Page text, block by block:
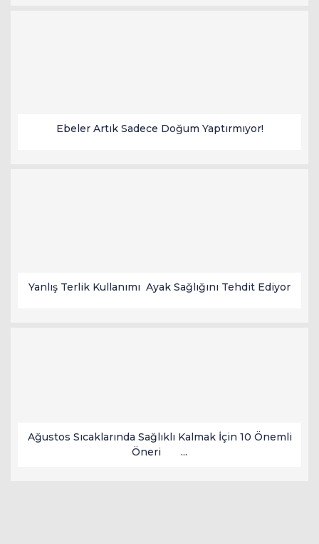
Ebeler Artık Sadece Doğum Yaptırmıyor!
Yanlış Terlik Kullanımı Ayak Sağlığını Tehdit Ediyor
Ağustos Sıcaklarında Sağlıklı Kalmak İçin 10 Önemli
Öneri ...